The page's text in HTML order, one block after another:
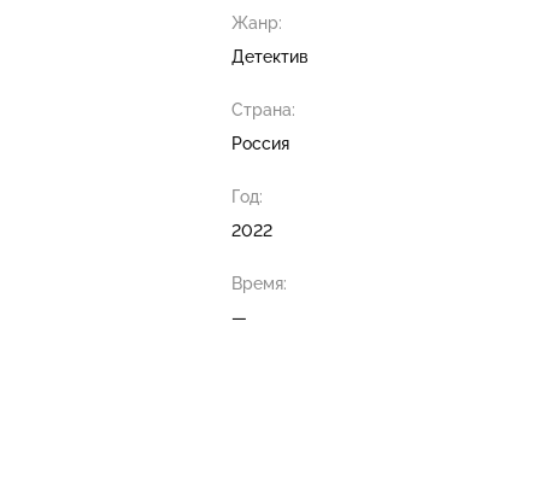
Жанр:
Детектив
Страна:
Россия
Год:
2022
Время:
—